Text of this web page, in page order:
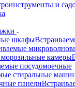
и
шкафы
камеры
посудомоечные
стиральные
панели